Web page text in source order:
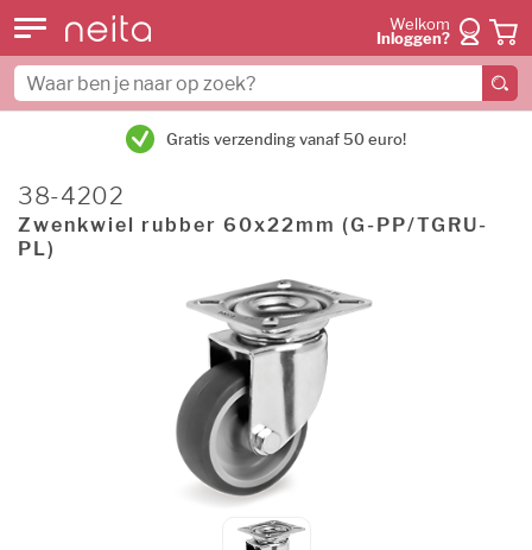
Welkom
Inloggen?
Gratis verzending vanaf 50 euro!
38-4202
Zwenkwiel rubber 60x22mm (G-PP/TGRU-
PL)